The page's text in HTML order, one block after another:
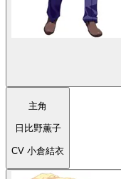
主角
日比野薫子
CV 小倉結衣